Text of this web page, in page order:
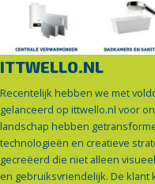
ITTWELLO.NL
Recentelijk hebben we met
gelanceerd op ittwello.nl voor
landschap hebben
technologieën en creatieve
gecreëerd die niet alleen
en gebruiksvriendelijk. De